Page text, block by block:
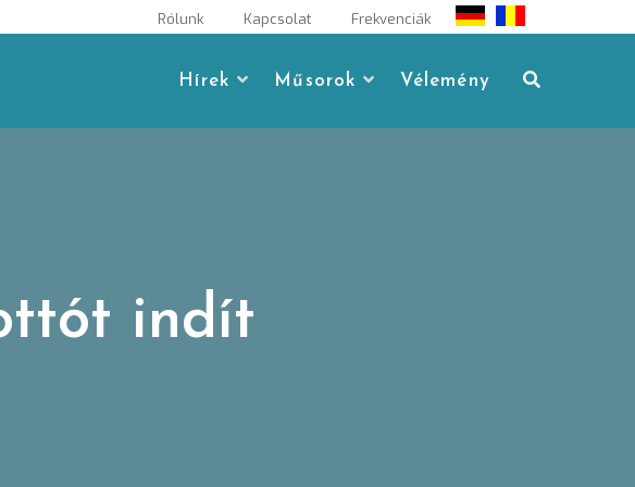
Rólunk Kapcsolat Frekvenciák
Hírek Műsorok Vélemény
indít